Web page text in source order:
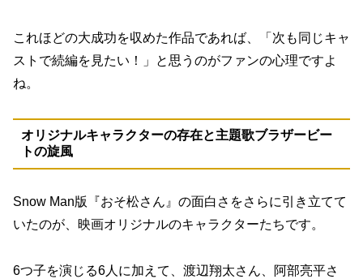
これほどの大成功を収めた作品であれば、「次も同じキャ
ストで続編を見たい！」と思うのがファンの心理ですよ
ね。
オリジナルキャラクターの存在と主題歌ブラザービー
トの旋風
Snow Man版『おそ松さん』の面白さをさらに引き立てて
いたのが、映画オリジナルのキャラクターたちです。
6つ子を演じる6人に加えて、渡辺翔太さん、阿部亮平さ